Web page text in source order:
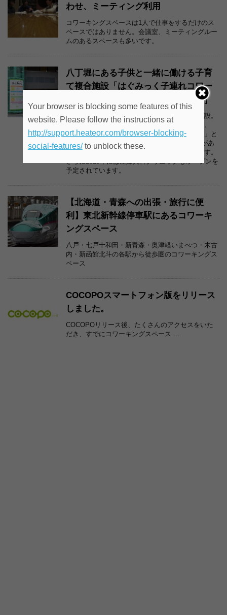
わせ、ミーティング利用
コワーキングスペースは1人で仕事をするだけのス
ペースではありません。会議室、ミーティングルー
ムのあるスペースも多いです。
八丁堀にある子供と一緒に働ける子育
て複合施設「はぐみっく子連れコワー
キングスペース」[突撃取材][第49回]
八丁堀にある子供と一緒に働ける子育て複合施設。
子連れで利用できるコワーキングスペースには、
「キッズスペースのあるコワーキングスペース」と
「一般的なコワーキングスペース」の2フロアがあ
り、加えて「保育園」「病児保育室」があります。
さらに2019年には産婦人科クリニックもオープンを
予定されています。
【北海道・青森への出張・旅行に便
利】東北新幹線停車駅にあるコワーキ
ングスペース
八戸・七戸十和田・新青森・奥津軽いまべつ・木古
内・新函館北斗の各駅から徒歩圏のコワーキングス
ペース
COCOPOスマートフォン版をリリース
しました。
COCOPOリリース後、たくさんのアクセスをいた
だき、すでにコワーキングスペース …
Your browser is blocking some features of this
website. Please follow the instructions at
http://support.heateor.com/browser-blocking-
social-features/to unblock these.